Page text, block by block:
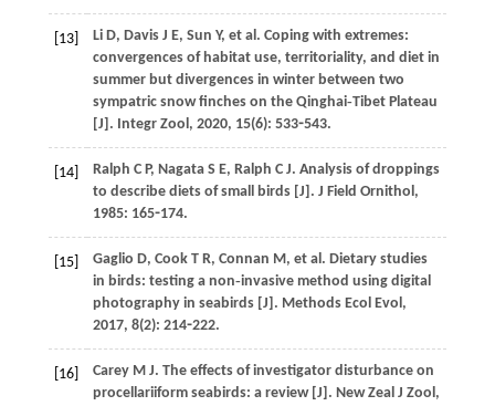
[13] Li D, Davis J E, Sun Y, et al. Coping with extremes:
convergences of habitat use, territoriality, and diet in
summer but divergences in winter between two
sympatric snow finches on the Qinghai‐Tibet Plateau
[J]. Integr Zool, 2020, 15(6): 533⁃543.
[14] Ralph C P, Nagata S E, Ralph C J. Analysis of droppings
to describe diets of small birds [J]. J Field Ornithol,
1985: 165⁃174.
[15] Gaglio D, Cook T R, Connan M, et al. Dietary studies
in birds: testing a non‐invasive method using digital
photography in seabirds [J]. Methods Ecol Evol,
2017, 8(2): 214⁃222.
[16] Carey M J. The effects of investigator disturbance on
procellariiform seabirds: a review [J]. New Zeal J Zool,